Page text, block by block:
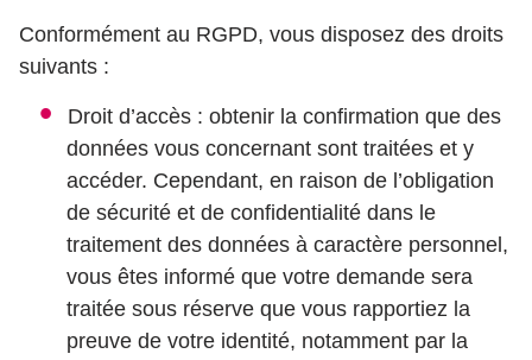
Conformément au RGPD, vous disposez des droits
suivants :
Droit d’accès : obtenir la confirmation que des
données vous concernant sont traitées et y
accéder. Cependant, en raison de l’obligation
de sécurité et de confidentialité dans le
traitement des données à caractère personnel,
vous êtes informé que votre demande sera
traitée sous réserve que vous rapportiez la
preuve de votre identité, notamment par la